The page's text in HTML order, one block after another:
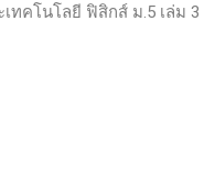
ทคโนโลยี ฟิสิกส์ ม.5 เล่ม 3